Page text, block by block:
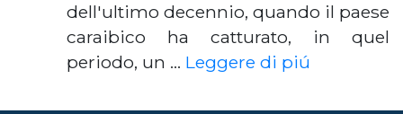
dell'ultimo decennio, quando il paese
caraibico ha catturato, in quel
periodo, un … Leggere di piú